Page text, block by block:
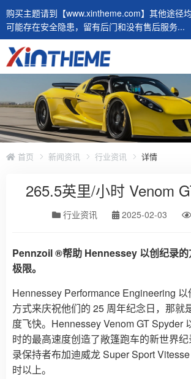
购买主题请到【www.xintheme.com】其他途径
可能存在安全隐患，留有后门和没有售后服务...
首页 新闻资讯 行业资讯 详情
265.5英里/小时 Venom
行业资讯 2025-02-03
Pennzoil ®帮助 Hennessey 以创纪录的
极限。
Hennessey Performance Engineering
方式来庆祝他们的 25 周年纪念日，那就
度飞快。Hennessey Venom GT Spyder
时的最高速度创造了敞篷跑车的新世界
录保持者布加迪威龙 Super Sport
时以上。